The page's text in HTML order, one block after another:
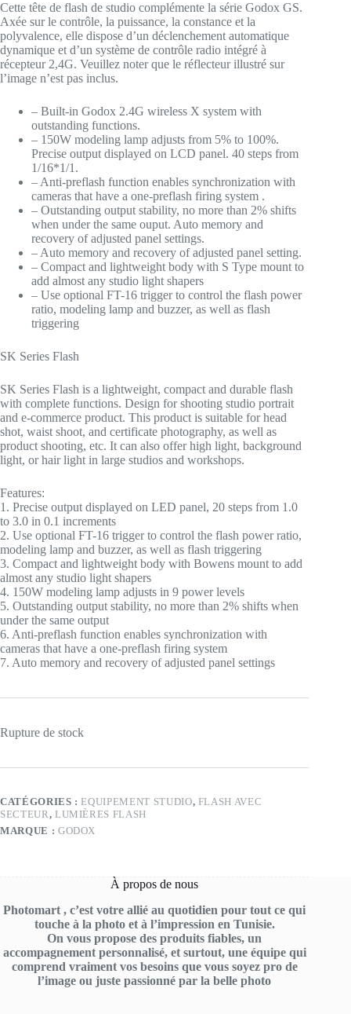
Cette tête de flash de studio complémente la série Godox GS.
Axée sur le contrôle, la puissance, la constance et la
polyvalence, elle dispose d’un déclenchement automatique
dynamique et d’un système de contrôle radio intégré à
récepteur 2,4G. Veuillez noter que le réflecteur illustré sur
l’image n’est pas inclus.
– Built-in Godox 2.4G wireless X system with
outstanding functions.
– 150W modeling lamp adjusts from 5% to 100%.
Precise output displayed on LCD panel. 40 steps from
1/16*1/1.
– Anti-preflash function enables synchronization with
cameras that have a one-preflash firing system .
– Outstanding output stability, no more than 2% shifts
when under the same ouput. Auto memory and
recovery of adjusted panel settings.
– Auto memory and recovery of adjusted panel setting.
– Compact and lightweight body with S Type mount to
add almost any studio light shapers
– Use optional FT-16 trigger to control the flash power
ratio, modeling lamp and buzzer, as well as flash
triggering
SK Series Flash
SK Series Flash is a lightweight, compact and durable flash
with complete functions. Design for shooting studio portrait
and e-commerce product. This product is suitable for head
shot, waist shoot, and certificate photography, as well as
product shooting, etc. It can also offer high light, background
light, or hair light in large studios and workshops.
Features:
1. Precise output displayed on LED panel, 20 steps from 1.0
to 3.0 in 0.1 increments
2. Use optional FT-16 trigger to control the flash power ratio,
modeling lamp and buzzer, as well as flash triggering
3. Compact and lightweight body with Bowens mount to add
almost any studio light shapers
4. 150W modeling lamp adjusts in 9 power levels
5. Outstanding output stability, no more than 2% shifts when
under the same output
6. Anti-preflash function enables synchronization with
cameras that have a one-preflash firing system
7. Auto memory and recovery of adjusted panel settings
Rupture de stock
CATÉGORIES :EQUIPEMENT STUDIO, FLASH AVEC
SECTEUR, LUMIÈRES FLASH
MARQUE : GODOX
À propos de nous
Photomart , c’est votre allié au quotidien pour tout ce qui
touche à la photo et à l’impression en Tunisie.
On vous propose des produits fiables, un
accompagnement personnalisé, et surtout, une équipe qui
comprend vraiment vos besoins que vous soyez pro de
l’image ou juste passionné par la belle photo